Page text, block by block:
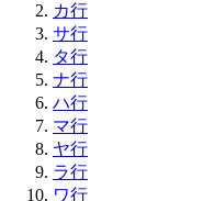
カ行
サ行
タ行
ナ行
ハ行
マ行
ヤ行
ラ行
ワ行